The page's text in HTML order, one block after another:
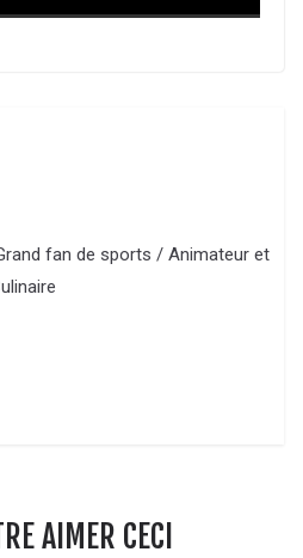
fan de sports / Animateur et
AIMER CECI